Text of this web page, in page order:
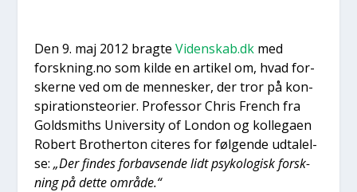
Den 9. maj 2012 brag­te Videnskab.dkmed
forskning.no som kil­de en arti­kel om, hvad for­
sker­ne ved om de men­ne­sker, der tror på kon­
spira­tions­te­o­ri­er. Pro­fes­sor Chris French fra
Golds­mit­hs Uni­ver­si­ty of Lon­don og kol­le­ga­en
Robert Bro­t­her­ton cite­res for føl­gen­de udta­lel­
se: „Der fin­des for­bav­sen­de lidt psy­ko­lo­gisk forsk­
ning på det­te områ­de.“